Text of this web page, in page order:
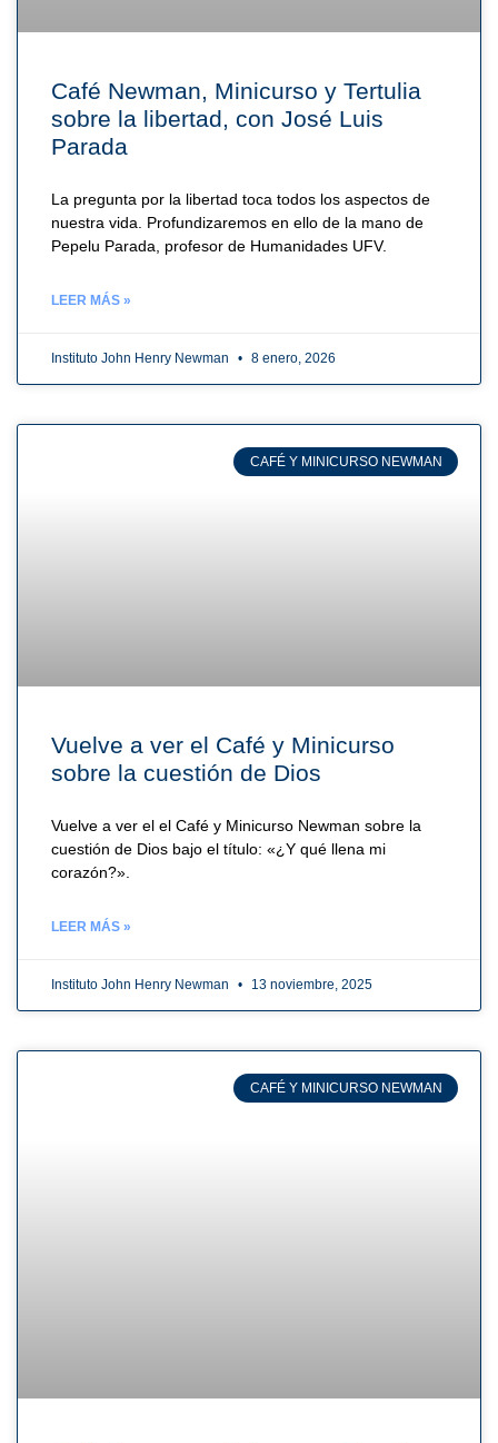
Café Newman, Minicurso y Tertulia
sobre la libertad, con José Luis
Parada
La pregunta por la libertad toca todos los aspectos de
nuestra vida. Profundizaremos en ello de la mano de
Pepelu Parada, profesor de Humanidades UFV.
LEER MÁS »
Instituto John Henry Newman 8 enero, 2026
CAFÉ Y MINICURSO NEWMAN
Vuelve a ver el Café y Minicurso
sobre la cuestión de Dios
Vuelve a ver el el Café y Minicurso Newman sobre la
cuestión de Dios bajo el título: «¿Y qué llena mi
corazón?».
LEER MÁS »
Instituto John Henry Newman 13 noviembre, 2025
CAFÉ Y MINICURSO NEWMAN